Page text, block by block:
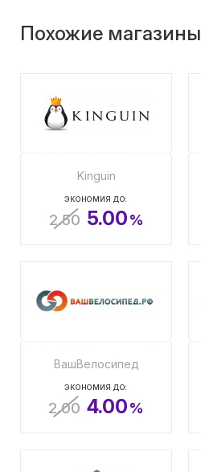
Похожие магазины
Kinguin
ЭКОНОМИЯ ДО:
2.50 5.00%
ВашВелосипед
ЭКОНОМИЯ ДО:
2.00 4.00%